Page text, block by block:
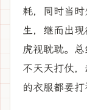
耗，同时当
生，继而出
虎视耽耽。
不天天打仗
的衣服都要打